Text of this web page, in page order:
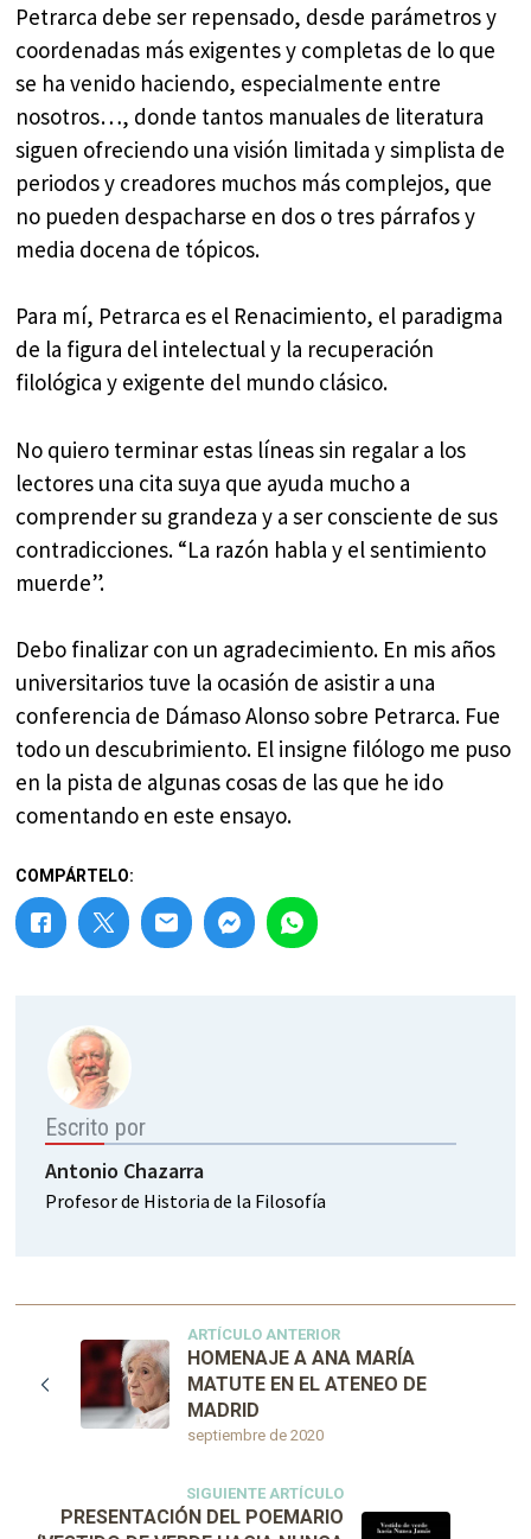
Petrarca debe ser repensado, desde parámetros y
coordenadas más exigentes y completas de lo que
se ha venido haciendo, especialmente entre
nosotros…, donde tantos manuales de literatura
siguen ofreciendo una visión limitada y simplista de
periodos y creadores muchos más complejos, que
no pueden despacharse en dos o tres párrafos y
media docena de tópicos.
Para mí, Petrarca es el Renacimiento, el paradigma
de la figura del intelectual y la recuperación
filológica y exigente del mundo clásico.
No quiero terminar estas líneas sin regalar a los
lectores una cita suya que ayuda mucho a
comprender su grandeza y a ser consciente de sus
contradicciones. “La razón habla y el sentimiento
muerde”.
Debo finalizar con un agradecimiento. En mis años
universitarios tuve la ocasión de asistir a una
conferencia de Dámaso Alonso sobre Petrarca. Fue
todo un descubrimiento. El insigne filólogo me puso
en la pista de algunas cosas de las que he ido
comentando en este ensayo.
COMPÁRTELO:
Escrito por
Antonio Chazarra
Profesor de Historia de la Filosofía
ARTÍCULO ANTERIOR
septiembre de 2020
HOMENAJE A ANA MARÍA
MATUTE EN EL ATENEO DE
MADRID
SIGUIENTE ARTÍCULO
PRESENTACIÓN DEL POEMARIO